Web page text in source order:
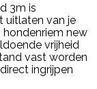
3m is
uitlaten van je
hondenriem new
vrijheid
vast worden
ingrijpen